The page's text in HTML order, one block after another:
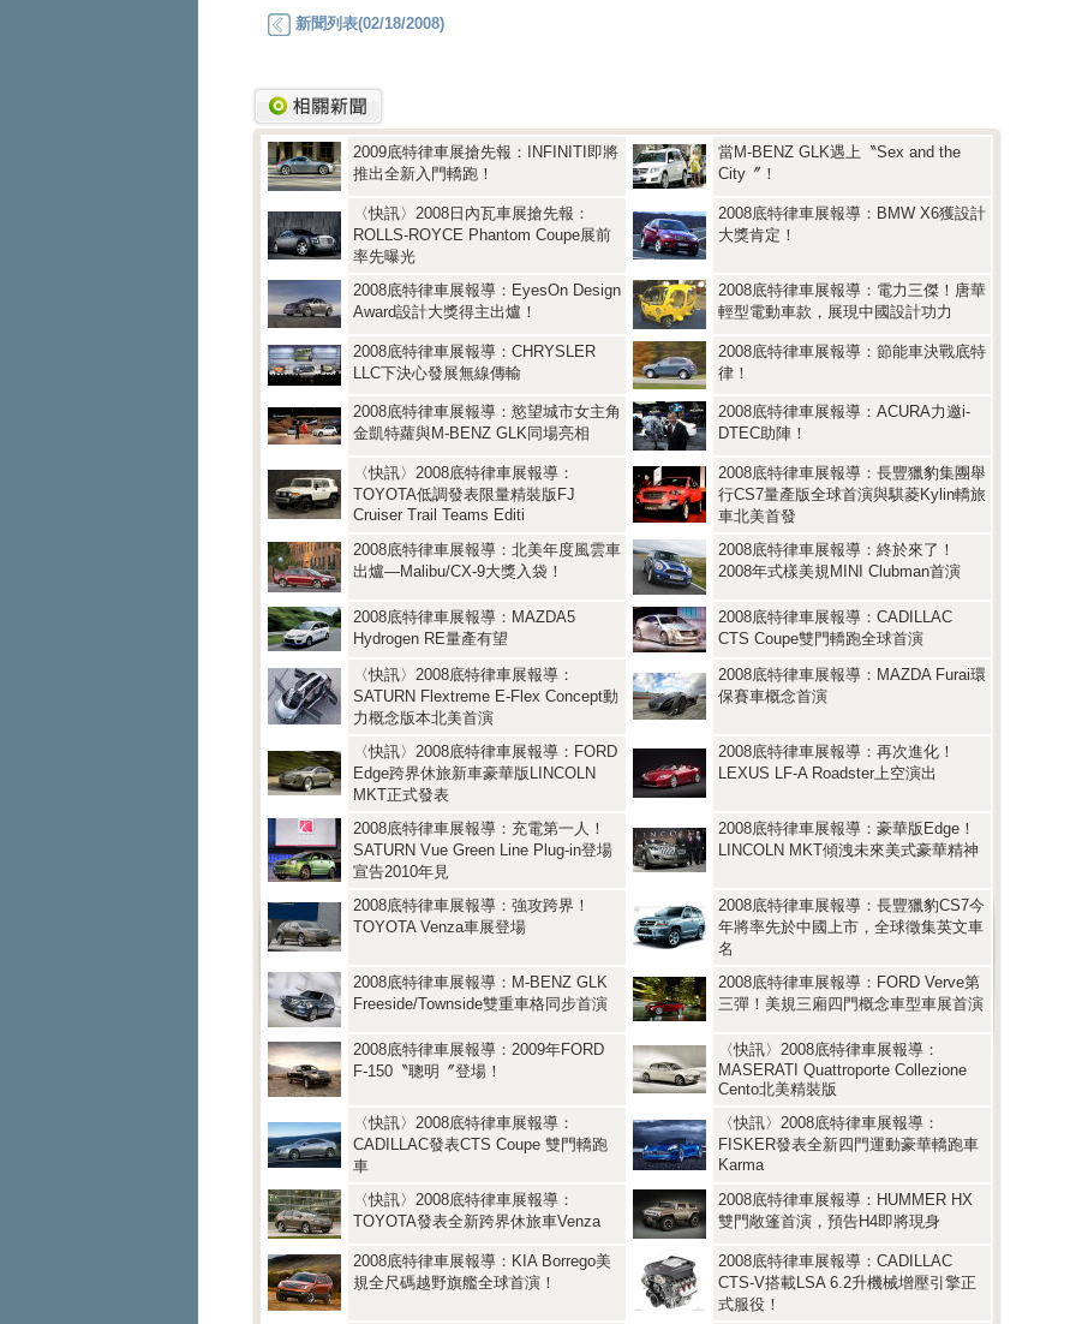
新聞列表(02/18/2008)
2009底特律車展搶先報：INFINITI即將
推出全新入門轎跑！
當M-BENZ GLK遇上〝Sex and the
City〞！
〈快訊〉2008日內瓦車展搶先報：
ROLLS-ROYCE Phantom Coupe展前
率先曝光
2008底特律車展報導：BMW X6獲設計
大獎肯定！
2008底特律車展報導：EyesOn Design
Award設計大獎得主出爐！
2008底特律車展報導：電力三傑！唐華
輕型電動車款，展現中國設計功力
2008底特律車展報導：CHRYSLER
LLC下決心發展無線傳輸
2008底特律車展報導：節能車決戰底特
律！
2008底特律車展報導：慾望城市女主角
金凱特蘿與M-BENZ GLK同場亮相
2008底特律車展報導：ACURA力邀i-
DTEC助陣！
〈快訊〉2008底特律車展報導：
TOYOTA低調發表限量精裝版FJ
Cruiser Trail Teams Editi
2008底特律車展報導：長豐獵豹集團舉
行CS7量產版全球首演與騏菱Kylin轎旅
車北美首發
2008底特律車展報導：北美年度風雲車
出爐—Malibu/CX-9大獎入袋！
2008底特律車展報導：終於來了！
2008年式樣美規MINI Clubman首演
2008底特律車展報導：MAZDA5
Hydrogen RE量產有望
2008底特律車展報導：CADILLAC
CTS Coupe雙門轎跑全球首演
〈快訊〉2008底特律車展報導：
SATURN Flextreme E-Flex Concept動
力概念版本北美首演
2008底特律車展報導：MAZDA Furai環
保賽車概念首演
〈快訊〉2008底特律車展報導：FORD
Edge跨界休旅新車豪華版LINCOLN
MKT正式發表
2008底特律車展報導：再次進化！
LEXUS LF-A Roadster上空演出
2008底特律車展報導：充電第一人！
SATURN Vue Green Line Plug-in登場
宣告2010年見
2008底特律車展報導：豪華版Edge！
LINCOLN MKT傾洩未來美式豪華精神
2008底特律車展報導：強攻跨界！
TOYOTA Venza車展登場
2008底特律車展報導：長豐獵豹CS7今
年將率先於中國上市，全球徵集英文車
名
2008底特律車展報導：M-BENZ GLK
Freeside/Townside雙重車格同步首演
2008底特律車展報導：FORD Verve第
三彈！美規三廂四門概念車型車展首演
2008底特律車展報導：2009年FORD
F-150〝聰明〞登場！
〈快訊〉2008底特律車展報導：
MASERATI Quattroporte Collezione
Cento北美精裝版
〈快訊〉2008底特律車展報導：
CADILLAC發表CTS Coupe 雙門轎跑
車
〈快訊〉2008底特律車展報導：
FISKER發表全新四門運動豪華轎跑車
Karma
〈快訊〉2008底特律車展報導：
TOYOTA發表全新跨界休旅車Venza
2008底特律車展報導：HUMMER HX
雙門敞篷首演，預告H4即將現身
2008底特律車展報導：KIA Borrego美
規全尺碼越野旗艦全球首演！
2008底特律車展報導：CADILLAC
CTS-V搭載LSA 6.2升機械增壓引擎正
式服役！